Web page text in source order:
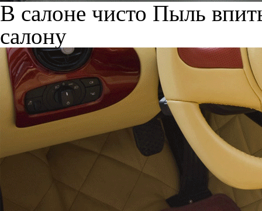
В салоне чисто Пыль
салону